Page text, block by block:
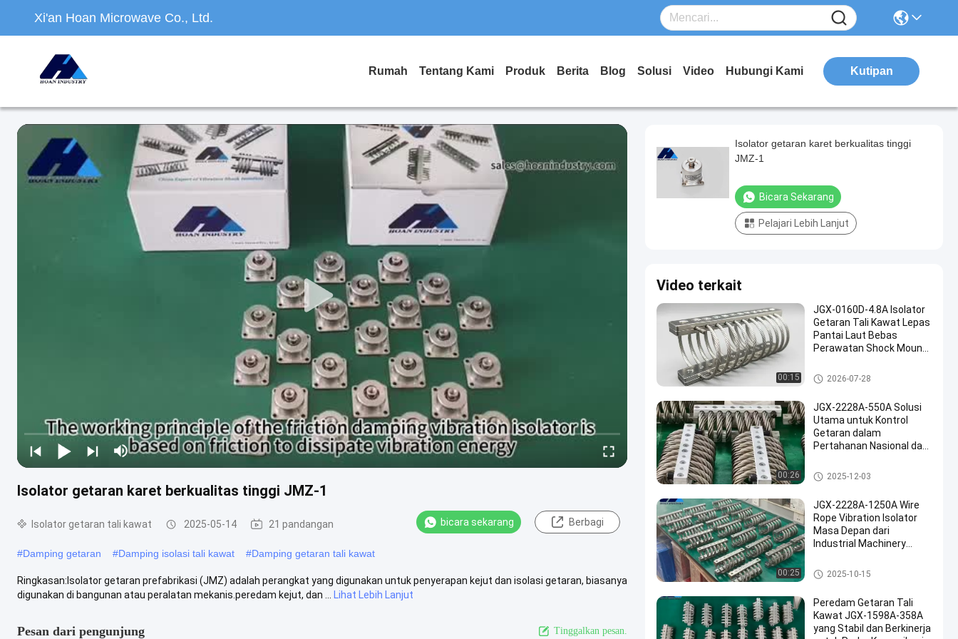
Xi'an Hoan Microwave Co., Ltd.
Rumah Tentang Kami Produk Berita Blog Solusi Video Hubungi Kami Kutipan
Isolator getaran karet berkualitas tinggi JMZ-1
Isolator getaran tali kawat 2025-05-14 21 pandangan bicara sekarang Berbagi
#Damping getaran #Damping isolasi tali kawat #Damping getaran tali kawat
Ringkasan:Isolator getaran prefabrikasi (JMZ) adalah perangkat yang digunakan untuk penyerapan kejut dan isolasi getaran, biasanya
digunakan di bangunan atau peralatan mekanis.peredam kejut, dan ...
Lihat Lebih Lanjut
Pesan dari pengunjung Tinggalkan pesan.
Isolator getaran karet berkualitas tinggi
JMZ-1
Bicara Sekarang
Pelajari Lebih Lanjut
Video terkait
00:15
JGX-0160D-4.8A Isolator
Getaran Tali Kawat Lepas
Pantai Laut Bebas
Perawatan Shock Mount
Isolator getaran tali kawat
2026-07-28
00:26
JGX-2228A-550A Solusi
Utama untuk Kontrol
Getaran dalam
Pertahanan Nasional dan
Isolator getaran tali kawat
2025-12-03
00:25
JGX-2228A-1250A Wire
Rope Vibration Isolator
Masa Depan dari
Industrial Machinery
Isolator getaran tali kawat
2025-10-15
Peredam Getaran Tali
Kawat JGX-1598A-358A
yang Stabil dan Berkinerja